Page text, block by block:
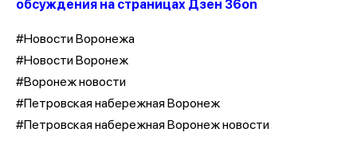
обсуждения на страницах Дзен 36on
#Новости Воронежа
#Новости Воронеж
#Воронеж новости
#Петровская набережная Воронеж
#Петровская набережная Воронеж новости